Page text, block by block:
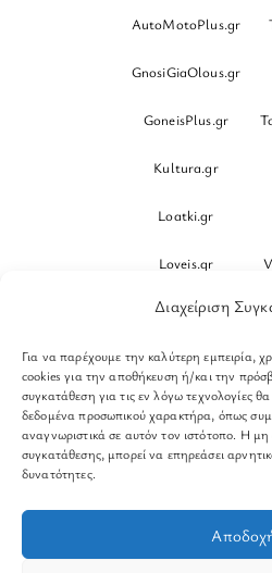
Διαχείριση
Για να παρέχουμε την καλύτερη εμπειρία,
cookies για την αποθήκευση ή/και την
συγκατάθεση για τις εν λόγω τεχνολογίες
δεδομένα προσωπικού χαρακτήρα, όπως
αναγνωριστικά σε αυτόν τον ιστότοπο. Η
συγκατάθεσης, μπορεί να επηρεάσει
δυνατότητες.
AutoMotoPlus.gr
GnosiGiaOlous.gr
GoneisPlus.gr
Kultura.gr
Loatki.gr
Loveis.gr
ModernaGynaika.gr
OikonomiaPlus.gr
Oikotropia.gr
Perepet.gr
© 2026Orama Group(Orama
801086294 – Δ.Ο.Υ.